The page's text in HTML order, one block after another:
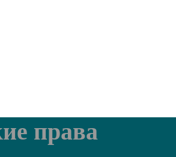
права